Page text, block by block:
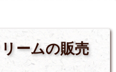
ームの販売